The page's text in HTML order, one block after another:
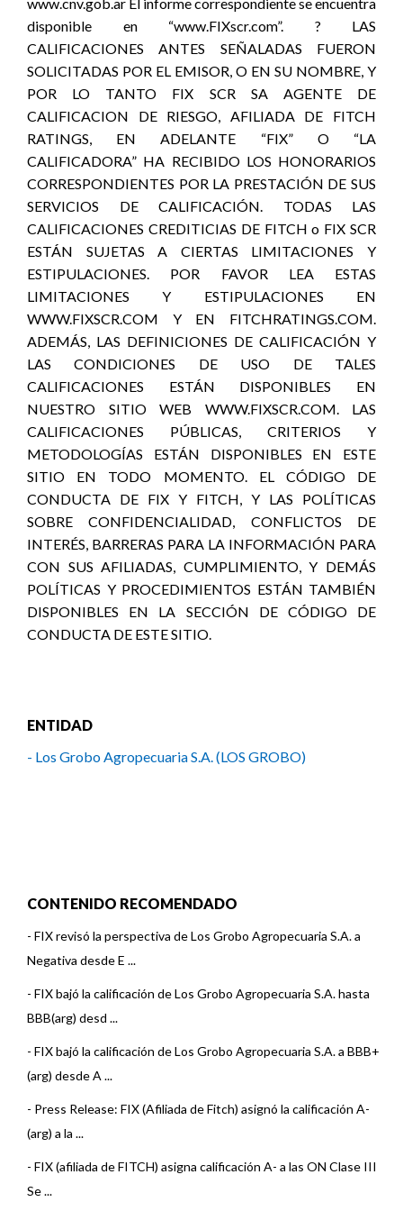
disponible en “www.FIXscr.com”. ? LAS
CALIFICACIONES ANTES SEÑALADAS FUERON
SOLICITADAS POR EL EMISOR, O EN SU NOMBRE, Y
POR LO TANTO FIX SCR SA AGENTE DE
CALIFICACION DE RIESGO, AFILIADA DE FITCH
RATINGS, EN ADELANTE “FIX” O “LA
CALIFICADORA” HA RECIBIDO LOS HONORARIOS
CORRESPONDIENTES POR LA PRESTACIÓN DE SUS
SERVICIOS DE CALIFICACIÓN. TODAS LAS
CALIFICACIONES CREDITICIAS DE FITCH o FIX SCR
ESTÁN SUJETAS A CIERTAS LIMITACIONES Y
ESTIPULACIONES. POR FAVOR LEA ESTAS
LIMITACIONES Y ESTIPULACIONES EN
WWW.FIXSCR.COM Y EN FITCHRATINGS.COM.
ADEMÁS, LAS DEFINICIONES DE CALIFICACIÓN Y
LAS CONDICIONES DE USO DE TALES
CALIFICACIONES ESTÁN DISPONIBLES EN
NUESTRO SITIO WEB WWW.FIXSCR.COM. LAS
CALIFICACIONES PÚBLICAS, CRITERIOS Y
METODOLOGÍAS ESTÁN DISPONIBLES EN ESTE
SITIO EN TODO MOMENTO. EL CÓDIGO DE
CONDUCTA DE FIX Y FITCH, Y LAS POLÍTICAS
SOBRE CONFIDENCIALIDAD, CONFLICTOS DE
INTERÉS, BARRERAS PARA LA INFORMACIÓN PARA
CON SUS AFILIADAS, CUMPLIMIENTO, Y DEMÁS
POLÍTICAS Y PROCEDIMIENTOS ESTÁN TAMBIÉN
DISPONIBLES EN LA SECCIÓN DE CÓDIGO DE
CONDUCTA DE ESTE SITIO.
ENTIDAD
- Los Grobo Agropecuaria S.A. (LOS GROBO)
CONTENIDO RECOMENDADO
- FIX revisó la perspectiva de Los Grobo Agropecuaria S.A. a
Negativa desde E ...
- FIX bajó la calificación de Los Grobo Agropecuaria S.A. hasta
BBB(arg) desd ...
- FIX bajó la calificación de Los Grobo Agropecuaria S.A. a BBB+
(arg) desde A ...
- Press Release: FIX (Afiliada de Fitch) asignó la calificación A-
(arg) a la ...
- FIX (afiliada de FITCH) asigna calificación A- a las ON Clase III
Se ...